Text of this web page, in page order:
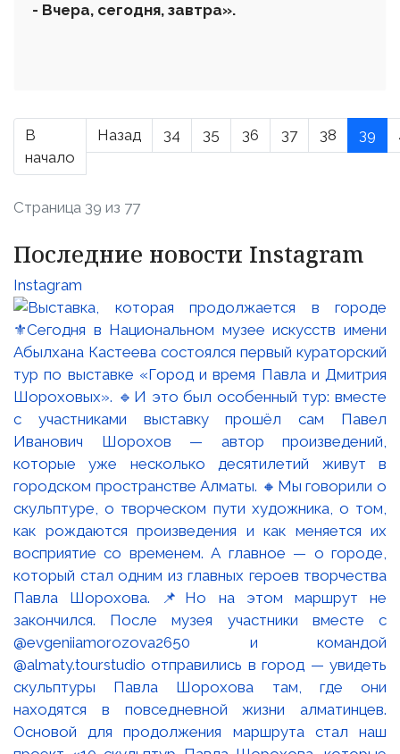
- Вчера, сегодня, завтра».
В
начало
Назад 34 35 36 37 38 39
Страница 39 из 77
Последние новости Instagram
Instagram